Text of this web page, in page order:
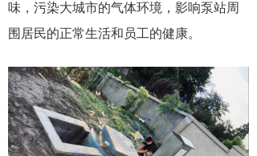
味，污染大城市的气体环境，影响泵站周
围居民的正常生活和员工的健康。